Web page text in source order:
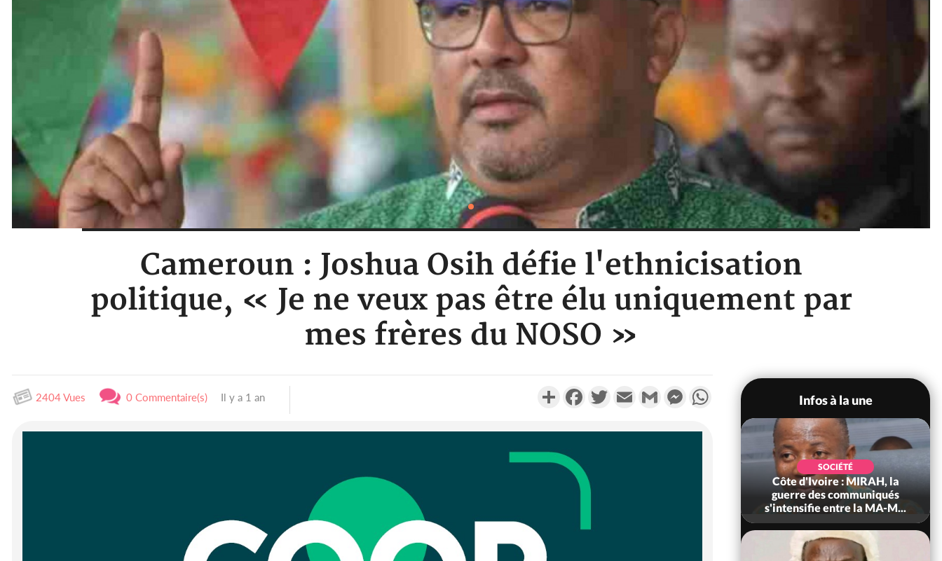
Cameroun : Joshua Osih défie l'ethnicisation
politique, « Je ne veux pas être élu uniquement par
mes frères du NOSO »
2404 Vues 0 Commentaire(s) Il y a 1 an PartagerFacebookTwitterEmail Gmail MessengerWhatsApp
Infos à la une
Côte d'Ivoire : Man, deux
personnes périssent dans un
SOCIÉTÉ
Côte d'Ivoire : MIRAH, la
guerre des communiqués
s'intensifie entre la MA-M...